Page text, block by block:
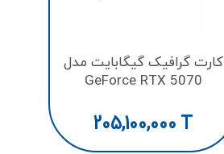
کارت گرافیک گیگابایت مدل
GeForce RTX 5070
GDDR7
205,100,000 T